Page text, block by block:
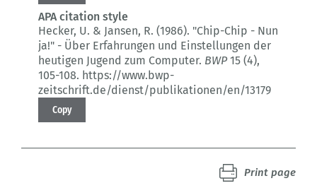
APA citation style
Hecker, U. & Jansen, R. (1986). "Chip-Chip - Nun
ja!" - Über Erfahrungen und Einstellungen der
heutigen Jugend zum Computer. BWP15 (4),
105-108. https://www.bwp-
zeitschrift.de/dienst/publikationen/en/13179
Copy
Print page